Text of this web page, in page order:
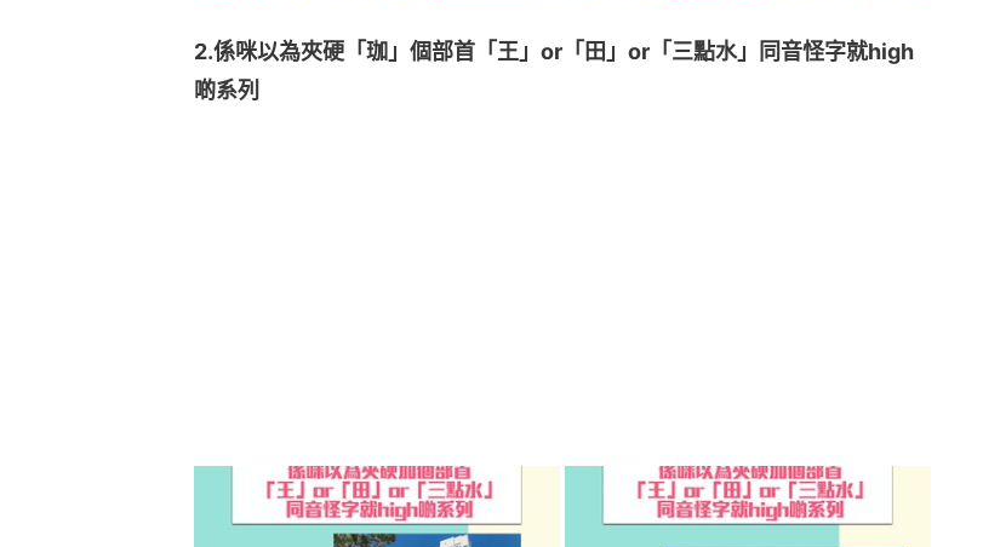
2.係咪以為夾硬「珈」個部首「王」or「田」or「三點水」同音怪字就high
啲系列